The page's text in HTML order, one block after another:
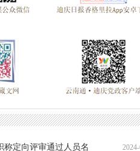
称定向评审通过人员名